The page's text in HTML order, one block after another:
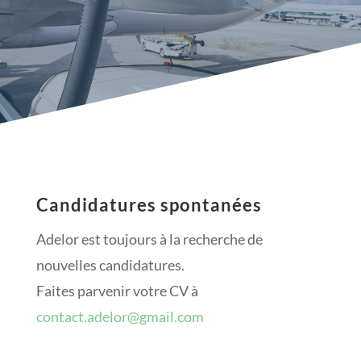
Candidatures spontanées
Adelor est toujours à la recherche de
nouvelles candidatures.
Faites parvenir votre CV à
contact.adelor@gmail.com